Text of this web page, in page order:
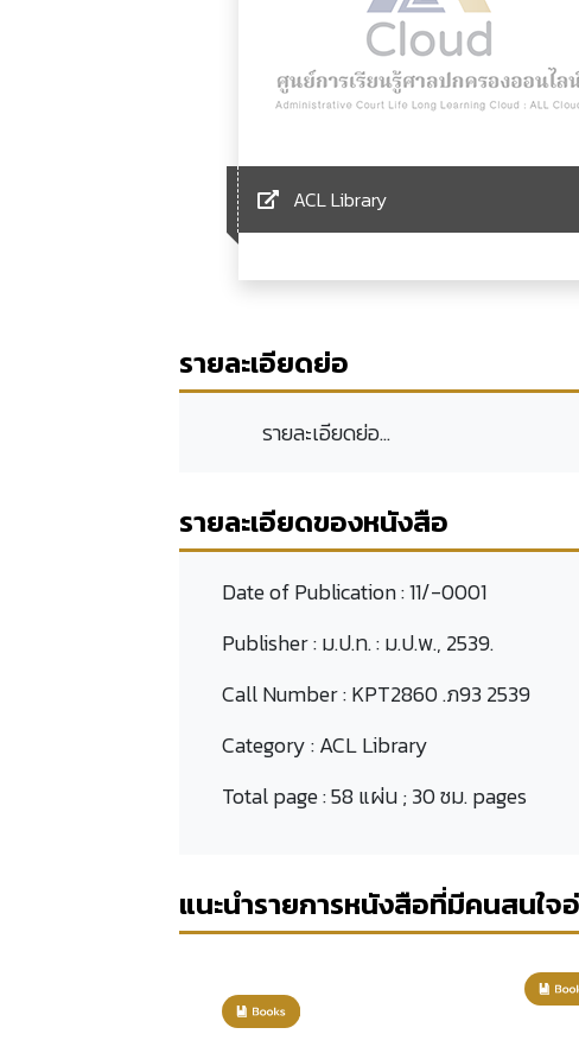
ACL Library
รายละเอียดย่อ
รายละเอียดย่อ...
รายละเอียดของหนังสือ
Date of Publication :11/-0001
Publisher :ม.ป.ท. : ม.ป.พ., 2539.
Call Number :KPT2860 .ภ93 2539
Category :ACL Library
Total page :58 แผ่น ; 30 ซม. pages
แนะนำรายการหนังสือที่มีคนสนใจ